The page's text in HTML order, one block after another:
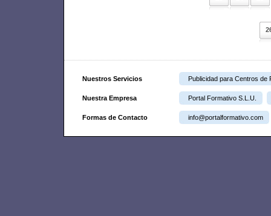
Nuestros Servicios Publicidad para Centros de
Nuestra Empresa Portal Formativo S.L.U.
Formas de Contacto info@portalformativo.com